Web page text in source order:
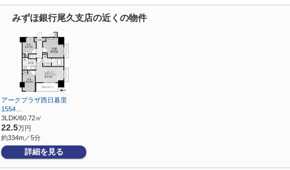
みずほ銀行尾久支店の近くの物件
アークプラザ西日暮里
1554…
3LDK/60.72㎡
22.5万円
約334m／5分
詳細を見る